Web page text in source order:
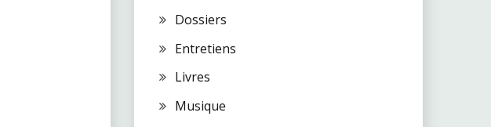
Dossiers
Entretiens
Livres
Musique